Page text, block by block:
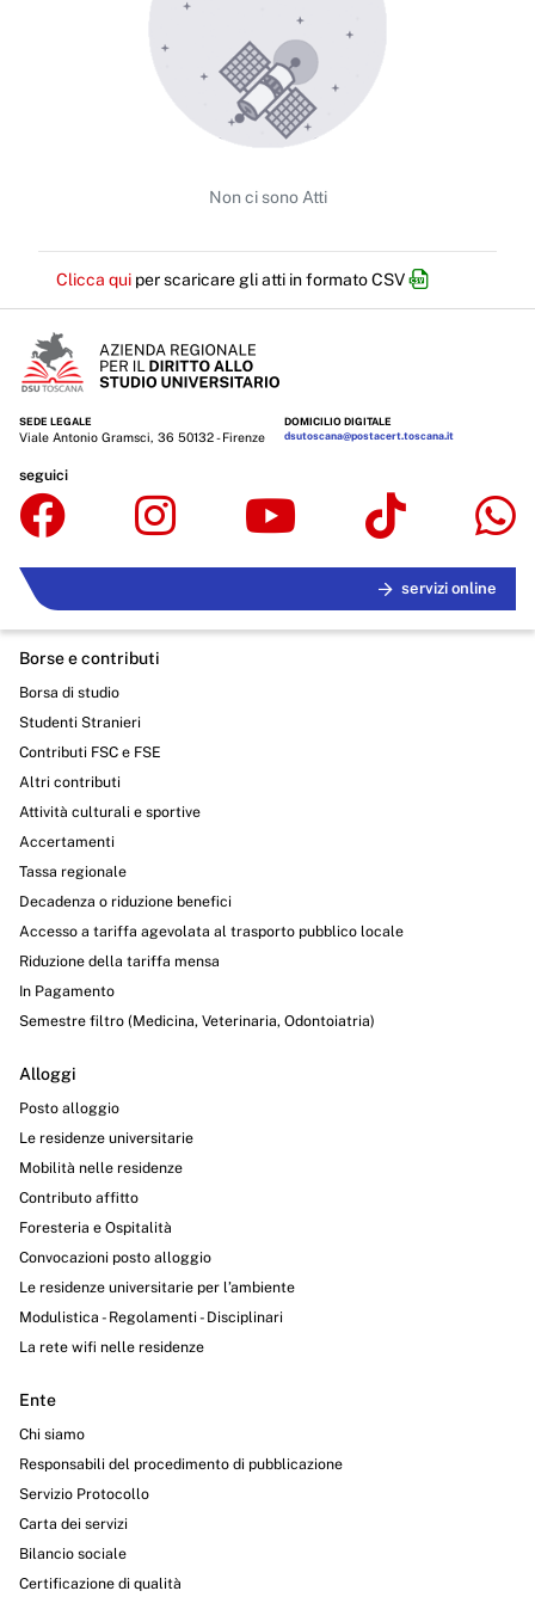
Controlli e rilievi sull'amministrazione
Servizi erogati
Pagamenti dell'amministrazione
Informazioni ambientali
Altri contenuti
Attuazione misure PNRR
Non ci sono Atti
Clicca qui per scaricare gli atti in formato CSV
SEDE LEGALE
Viale Antonio Gramsci, 36 50132 - Firenze
DOMICILIO DIGITALE
dsutoscana@postacert.toscana.it
seguici
servizi online
Borse e contributi
Borsa di studio
Studenti Stranieri
Contributi FSC e FSE
Altri contributi
Attività culturali e sportive
Accertamenti
Tassa regionale
Decadenza o riduzione benefici
Accesso a tariffa agevolata al trasporto pubblico locale
Riduzione della tariffa mensa
In Pagamento
Semestre filtro (Medicina, Veterinaria, Odontoiatria)
Alloggi
Posto alloggio
Le residenze universitarie
Mobilità nelle residenze
Contributo affitto
Foresteria e Ospitalità
Convocazioni posto alloggio
Le residenze universitarie per l’ambiente
Modulistica - Regolamenti - Disciplinari
La rete wifi nelle residenze
Ente
Chi siamo
Responsabili del procedimento di pubblicazione
Servizio Protocollo
Carta dei servizi
Bilancio sociale
Certificazione di qualità